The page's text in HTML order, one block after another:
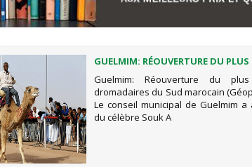
GUELMIM: RÉOUVERTURE DU
DROMADAIRES DU SUD MAROCAIN
Guelmim: Réouverture du
dromadaires du Sud marocain
Le conseil municipal de Guelmim
du célèbre Souk A